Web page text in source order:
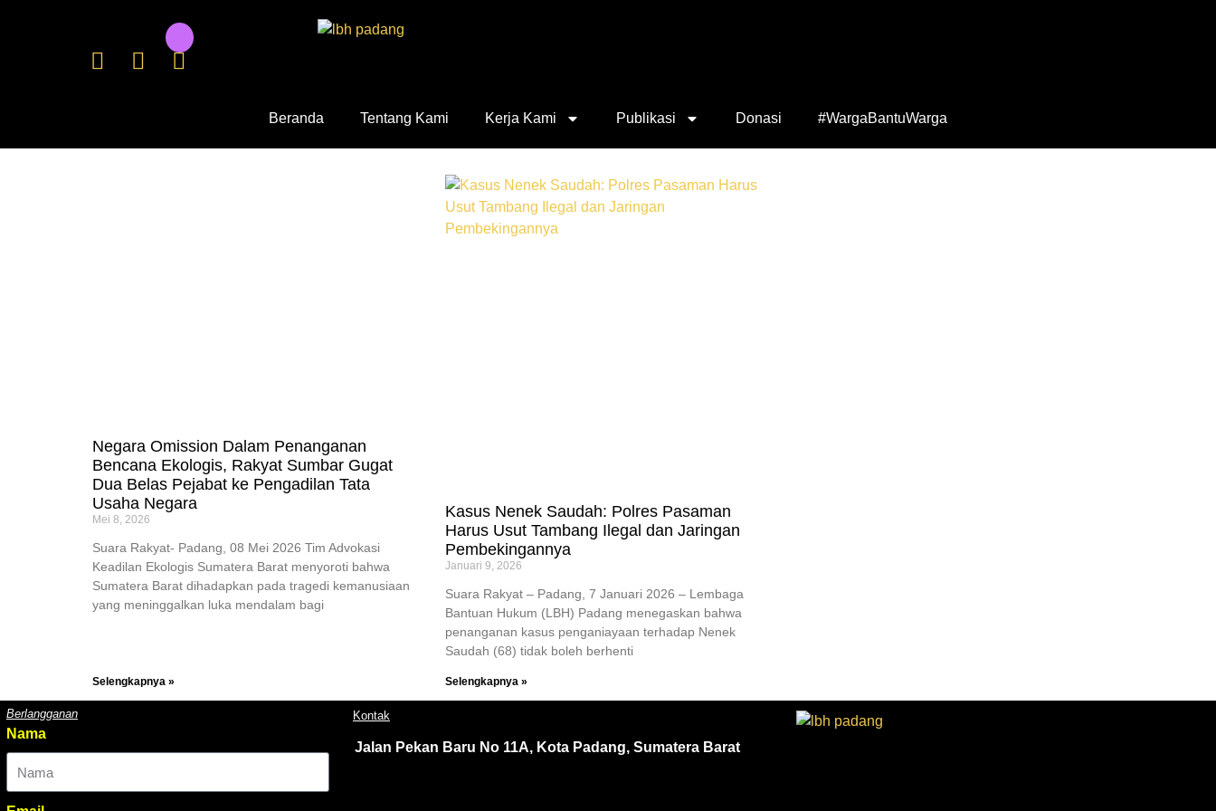
Beranda Tentang Kami Kerja Kami Publikasi Donasi #WargaBantuWarga
Negara Omission Dalam Penanganan
Bencana Ekologis, Rakyat Sumbar Gugat
Dua Belas Pejabat ke Pengadilan Tata
Usaha Negara
Mei 8, 2026
Suara Rakyat- Padang, 08 Mei 2026 Tim Advokasi
Keadilan Ekologis Sumatera Barat menyoroti bahwa
Sumatera Barat dihadapkan pada tragedi kemanusiaan
yang meninggalkan luka mendalam bagi
Selengkapnya »
Kasus Nenek Saudah: Polres Pasaman
Harus Usut Tambang Ilegal dan Jaringan
Pembekingannya
Januari 9, 2026
Suara Rakyat – Padang, 7 Januari 2026 – Lembaga
Bantuan Hukum (LBH) Padang menegaskan bahwa
penanganan kasus penganiayaan terhadap Nenek
Saudah (68) tidak boleh berhenti
Selengkapnya »
Berlangganan
Nama
Kontak
Jalan Pekan Baru No 11A, Kota Padang, Sumatera Barat